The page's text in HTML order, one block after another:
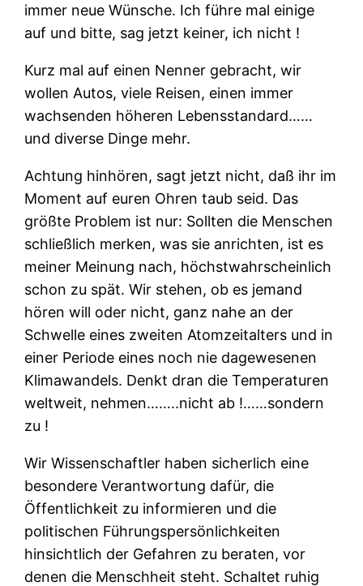
immer neue Wünsche. Ich führe mal einige
auf und bitte, sag jetzt keiner, ich nicht !
Kurz mal auf einen Nenner gebracht, wir
wollen Autos, viele Reisen, einen immer
wachsenden höheren Lebensstandard……
und diverse Dinge mehr.
Achtung hinhören, sagt jetzt nicht, daß ihr im
Moment auf euren Ohren taub seid. Das
größte Problem ist nur: Sollten die Menschen
schließlich merken, was sie anrichten, ist es
meiner Meinung nach, höchstwahrscheinlich
schon zu spät. Wir stehen, ob es jemand
hören will oder nicht, ganz nahe an der
Schwelle eines zweiten Atomzeitalters und in
einer Periode eines noch nie dagewesenen
Klimawandels. Denkt dran die Temperaturen
weltweit, nehmen……..nicht ab !……sondern
zu !
Wir Wissenschaftler haben sicherlich eine
besondere Verantwortung dafür, die
Öffentlichkeit zu informieren und die
politischen Führungspersönlichkeiten
hinsichtlich der Gefahren zu beraten, vor
denen die Menschheit steht. Schaltet ruhig